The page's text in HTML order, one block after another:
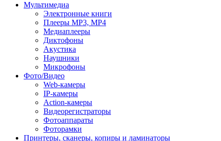
Мультимедиа
Электронные книги
Плееры MP3, MP4
Медиаплееры
Диктофоны
Акустика
Наушники
Микрофоны
Фото/Видео
Web-камеры
IP-камеры
Action-камеры
Видеорегистраторы
Фотоаппараты
Фоторамки
Принтеры, сканеры, копиры и ламинаторы